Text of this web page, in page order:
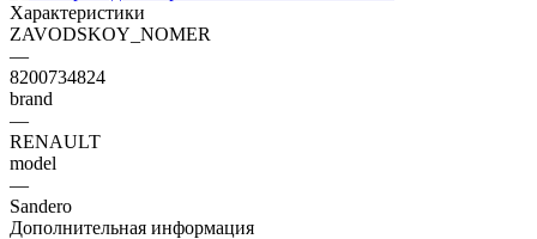
Характеристики
ZAVODSKOY_NOMER
—
8200734824
brand
—
RENAULT
model
—
Sandero
Дополнительная информация